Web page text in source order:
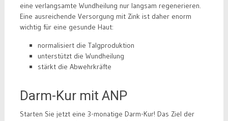
eine verlangsamte Wundheilung nur langsam regenerieren.
Eine ausreichende Versorgung mit Zink ist daher enorm
wichtig für eine gesunde Haut:
normalisiert die Talgproduktion
unterstützt die Wundheilung
stärkt die Abwehrkräfte
Darm-Kur mit ANP
Starten Sie jetzt eine 3-monatige Darm-Kur! Das Ziel der